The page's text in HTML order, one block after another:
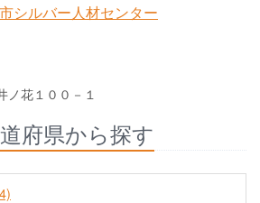
シルバー人材センター
ノ花１００－１
府県から探す